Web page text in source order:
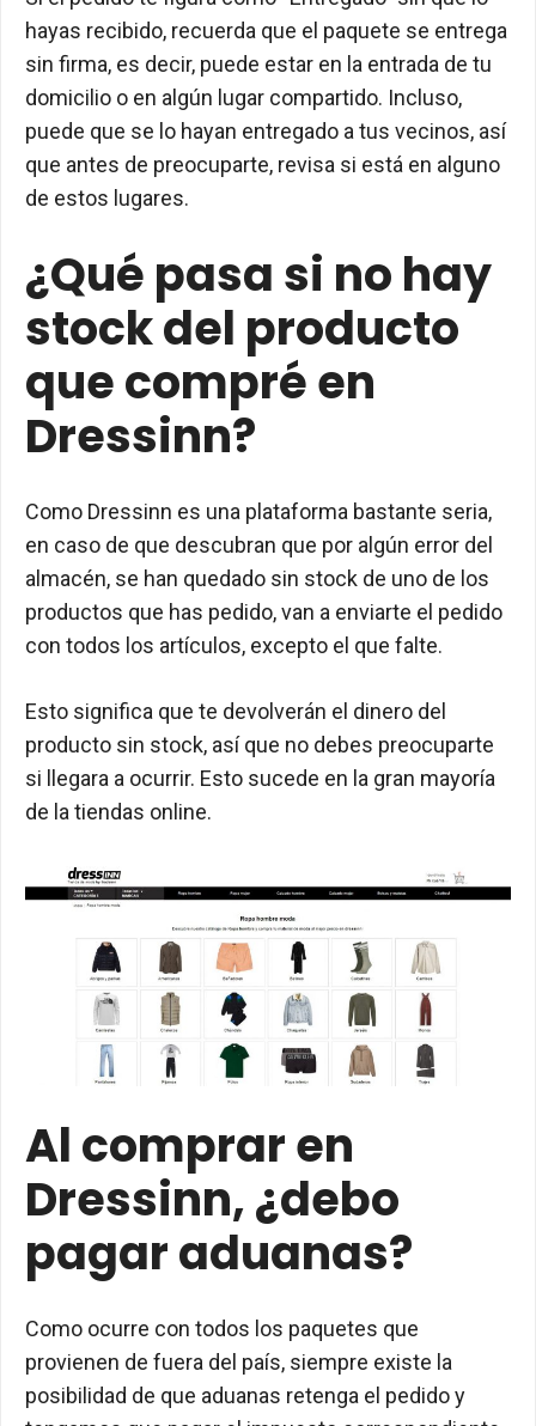
hayas recibido, recuerda que el paquete se entrega
sin firma, es decir, puede estar en la entrada de tu
domicilio o en algún lugar compartido. Incluso,
puede que se lo hayan entregado a tus vecinos, así
que antes de preocuparte, revisa si está en alguno
de estos lugares.
¿Qué pasa si no hay
stock del producto
que compré en
Dressinn?
Como Dressinn es una plataforma bastante seria,
en caso de que descubran que por algún error del
almacén, se han quedado sin stock de uno de los
productos que has pedido, van a enviarte el pedido
con todos los artículos, excepto el que falte.
Esto significa que te devolverán el dinero del
producto sin stock, así que no debes preocuparte
si llegara a ocurrir. Esto sucede en la gran mayoría
de la tiendas online.
Al comprar en
Dressinn, ¿debo
pagar aduanas?
Como ocurre con todos los paquetes que
provienen de fuera del país, siempre existe la
posibilidad de que aduanas retenga el pedido y